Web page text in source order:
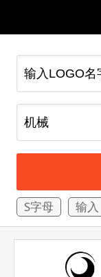
S字母 输入